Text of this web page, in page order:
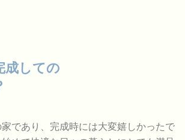
成しての
であり、完成時には大変嬉しかったで